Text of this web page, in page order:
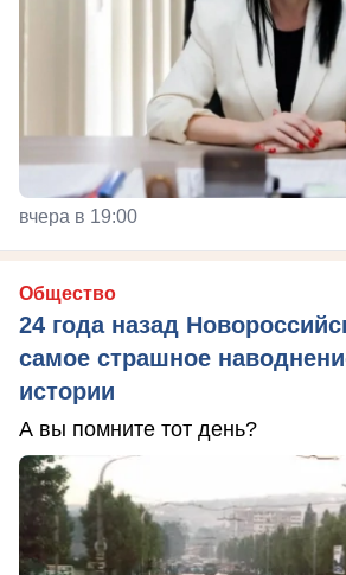
вчера в 19:00
Общество
24 года назад
самое страшное
истории
А вы помните тот день?